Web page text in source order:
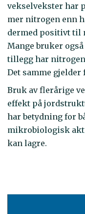
vekselvekster har
mer nitrogen enn
dermed positivt til
Mange bruker
tillegg har
Det samme gjelder
Bruk av flerårige
effekt på
har betydning for
mikrobiologisk
kan lagre.